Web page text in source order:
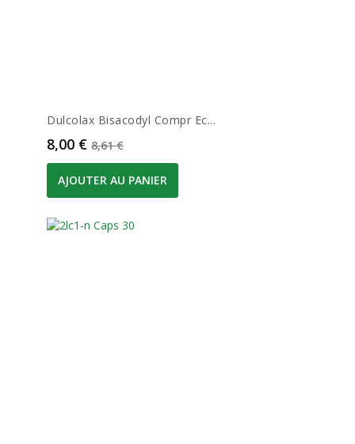
Dulcolax Bisacodyl Compr Ec...
Prix
8,00 € Prix de base
8,61 €
AJOUTER AU PANIER